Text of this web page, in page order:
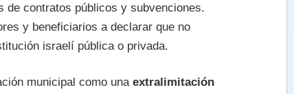
de contratos públicos y subvenciones.
y beneficiarios a declarar que no
israelí pública o privada.
municipal como unaextralimitación